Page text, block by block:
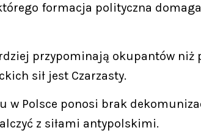
formacja polityczna
przypominają okupantów niż
sił jest Czarzasty.
w Polsce ponosi brak
z siłami antypolskimi.